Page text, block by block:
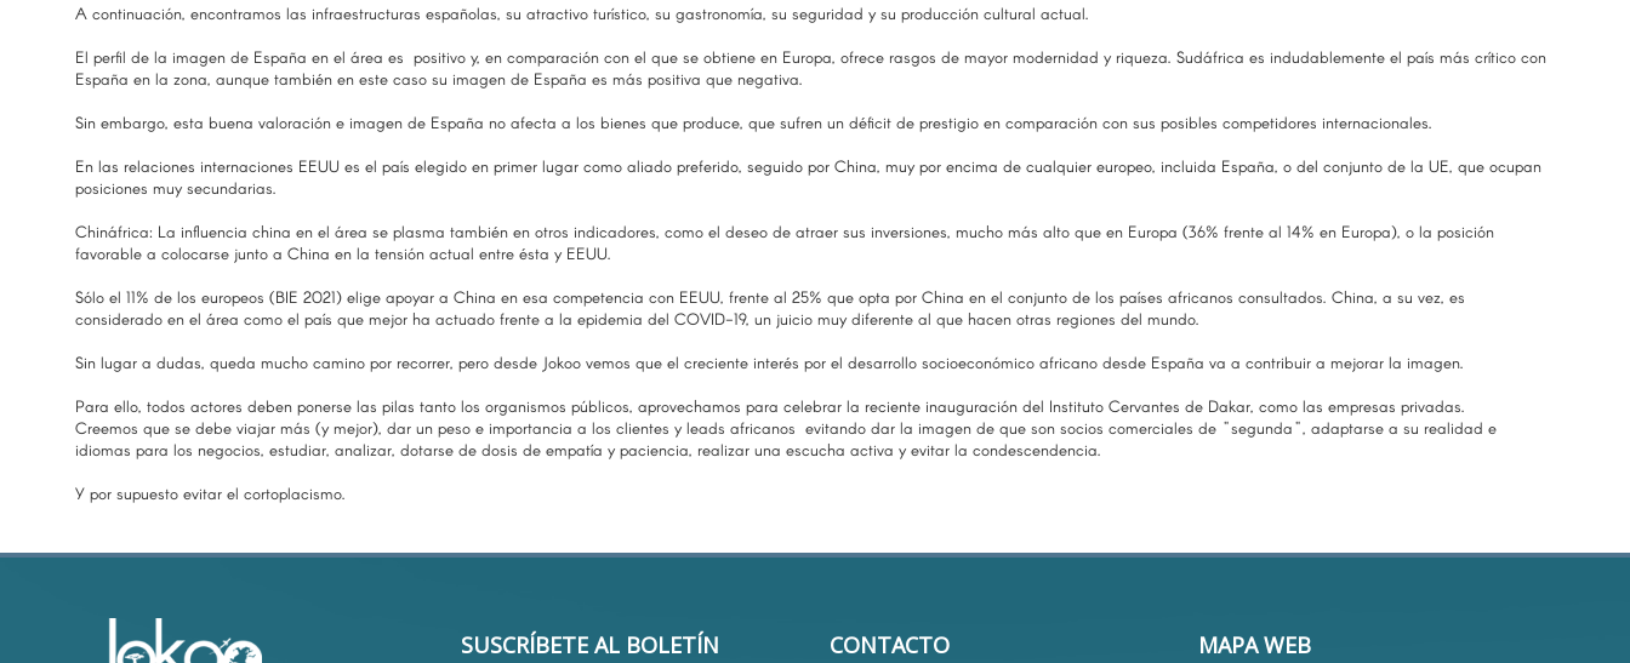
A continuación, encontramos las infraestructuras españolas, su atractivo turístico, su gastronomía, su seguridad y su producción cultural actual.
El perfil de la imagen de España en el área es positivo y, en comparación con el que se obtiene en Europa, ofrece rasgos de mayor modernidad y riqueza. Sudáfrica es indudablemente el país más crítico con
España en la zona, aunque también en este caso su imagen de España es más positiva que negativa.
Sin embargo, esta buena valoración e imagen de España no afecta a los bienes que produce, que sufren un déficit de prestigio en comparación con sus posibles competidores internacionales.
En las relaciones internaciones EEUU es el país elegido en primer lugar como aliado preferido, seguido por China, muy por encima de cualquier europeo, incluida España, o del conjunto de la UE, que ocupan
posiciones muy secundarias.
Chináfrica: La influencia china en el área se plasma también en otros indicadores, como el deseo de atraer sus inversiones, mucho más alto que en Europa (36% frente al 14% en Europa), o la posición
favorable a colocarse junto a China en la tensión actual entre ésta y EEUU.
Sólo el 11% de los europeos (BIE 2021) elige apoyar a China en esa competencia con EEUU, frente al 25% que opta por China en el conjunto de los países africanos consultados. China, a su vez, es
considerado en el área como el país que mejor ha actuado frente a la epidemia del COVID-19, un juicio muy diferente al que hacen otras regiones del mundo.
Sin lugar a dudas, queda mucho camino por recorrer, pero desde Jokoo vemos que el creciente interés por el desarrollo socioeconómico africano desde España va a contribuir a mejorar la imagen.
Para ello, todos actores deben ponerse las pilas tanto los organismos públicos, aprovechamos para celebrar la reciente inauguración del Instituto Cervantes de Dakar, como las empresas privadas.
Creemos que se debe viajar más (y mejor), dar un peso e importancia a los clientes y leads africanos evitando dar la imagen de que son socios comerciales de "segunda", adaptarse a su realidad e
idiomas para los negocios, estudiar, analizar, dotarse de dosis de empatía y paciencia, realizar una escucha activa y evitar la condescendencia.
Y por supuesto evitar el cortoplacismo.
SUSCRÍBETE AL BOLETÍN CONTACTO MAPA WEB